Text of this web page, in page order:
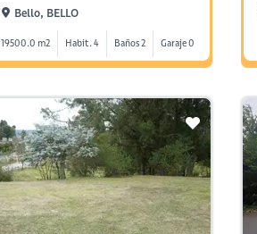
Bello, BELLO
19500.0 m2 Habit. 4 Baños 2 Garaje 0